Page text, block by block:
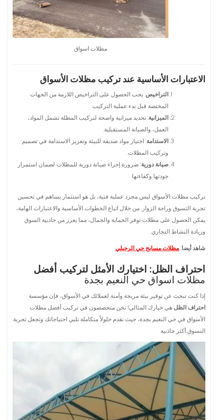
مظلات اسواق
الاعتبارات الأساسية عند تركيب مظلات الأسواق
التراخيص: يجب الحصول على التراخيص اللازمة من الجهات
المختصة قبل بدء عملية التركيب.
الميزانية: تحديد ميزانية واضحة لتركيب المظلة تشمل المواد،
العمل، والصيانة المستقبلية.
الاستدامة: اختيار مواد صديقة للبيئة وتعزيز الاستدامة في تصميم
وتركيب المظلات.
صيانة دورية: ضرورة إجراء صيانة دورية للمظلات لضمان استمرار
جودتها وكفاءتها.
تركيب مظلات الأسواق ليس مجرد عملية فنية، بل هو استثمار يساهم في تحسين
تجربة التسوق وراحة الزوار. من خلال اتباع الخطوات الأساسية والاعتبارات الهامة،
يمكن الحصول على مظلات توفر الحماية والجمال، مما يعزز من جاذبية السوق
وزيادة النشاط التجاري.
شاهد أيضا:مظلات مسابح حي الرحيلي.
احتراف الظل: اختيارك الأمثل لتركيب أفضل
مظلات اسواق حي النعيم بجدة
إذا كنت تبحث عن توفير بيئة مريحة وآمنة لعملائك في الأسواق، فإن مؤسسة
احتراف الظل هي خيارك المثالي! نحن متخصصون في تركيب أفضل مظلات
الأسواق في حي النعيم بجدة، حيث نقدم حلولاً متكاملة تلبي احتياجاتك وتجعل تجربة
التسوق أكثر جاذبية.